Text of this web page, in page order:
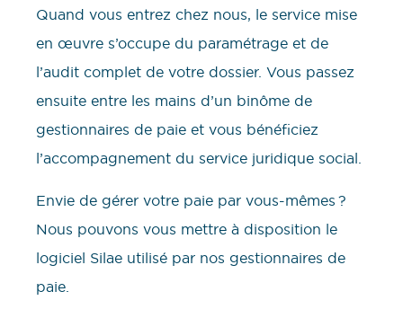
Quand vous entrez chez nous, le service mise
en œuvre s’occupe du paramétrage et de
l’audit complet de votre dossier. Vous passez
ensuite entre les mains d’un binôme de
gestionnaires de paie et vous bénéficiez
l’accompagnement du service juridique social.
Envie de gérer votre paie par vous-mêmes ?
Nous pouvons vous mettre à disposition le
logiciel Silae utilisé par nos gestionnaires de
paie.